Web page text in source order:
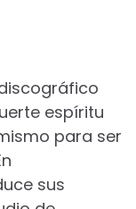
espíritu
para ser
sus